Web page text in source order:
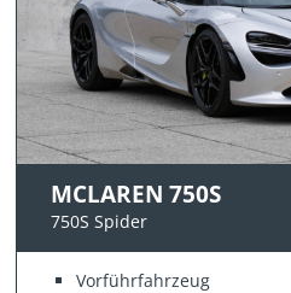
MCLAREN 750S
750S Spider
Vorführfahrzeug